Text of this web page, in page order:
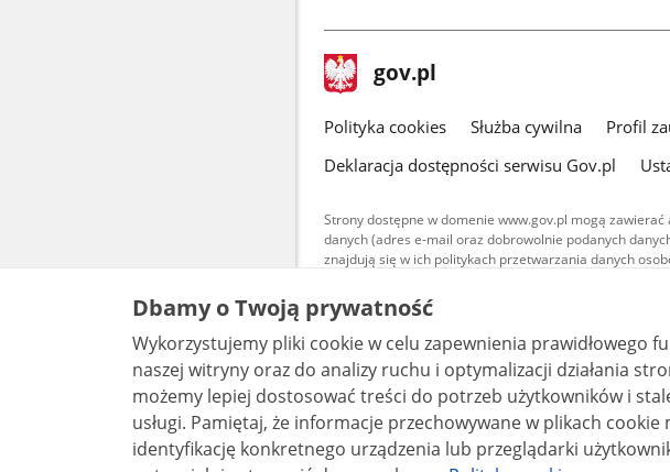
stopka
gov.pl Strona
gov.pl
gov.pl
Polityka cookies Służba cywilna Profil
Deklaracja dostępności serwisu Gov.pl
Strony dostępne w domenie www.gov.pl mogą
danych (adres e-mail oraz dobrowolnie podanych
znajdują się w ich politykach przetwarzania danych
Treści tekstowe publikowane w serwisie
udostępniane na licencji typu Creative
warunkach 4.0 (CC BY-SA 4.0).
są udostępniane na licencji typu Creative
bez utworów zależnych 4.0 (CC BY-NC-
Dbamy o Twoją prywatność
Wykorzystujemy pliki cookie w celu zapewnienia prawidłowego
naszej witryny oraz do analizy ruchu i optymalizacji działania strony. Dzięki
możemy lepiej dostosować treści do potrzeb użytkowników i
usługi. Pamiętaj, że informacje przechowywane w plikach cookie mogą pozwalać na
identyfikację konkretnego urządzenia lub przeglądarki